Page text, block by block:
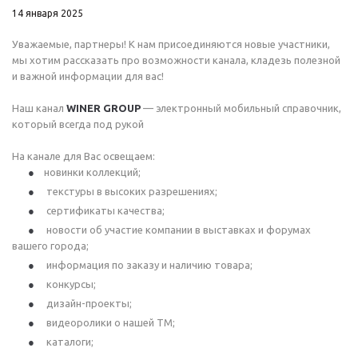
14 января 2025
Уважаемые, партнеры! К нам присоединяются новые участники,
мы хотим рассказать про возможности канала, кладезь полезной
и важной информации для вас!
Наш канал WINER GROUP — электронный мобильный справочник,
который всегда под рукой
На канале для Вас освещаем:
новинки коллекций;
текстуры в высоких разрешениях;
сертификаты качества;
новости об участие компании в выставках и форумах
вашего города;
информация по заказу и наличию товара;
конкурсы;
дизайн-проекты;
видеоролики о нашей ТМ;
каталоги;